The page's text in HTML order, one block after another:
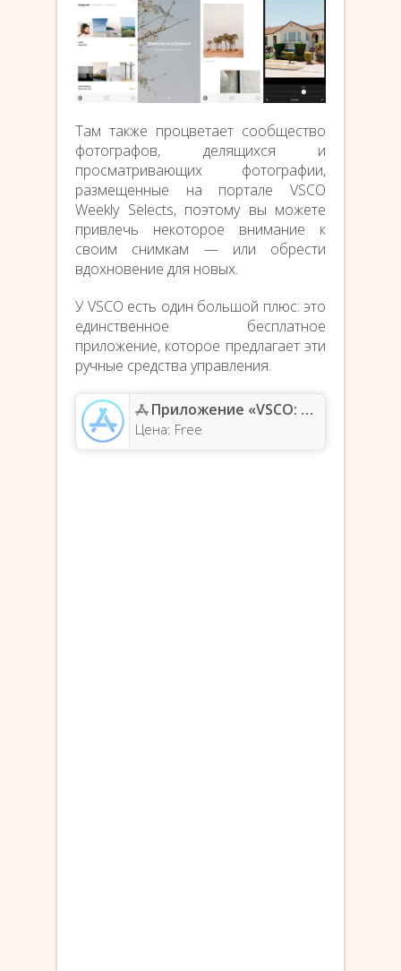
Там также процветает сообщество
фотографов, делящихся и
просматривающих фотографии,
размещенные на портале VSCO
Weekly Selects, поэтому вы можете
привлечь некоторое внимание к
своим снимкам — или обрести
вдохновение для новых.
У VSCO есть один большой плюс: это
единственное бесплатное
приложение, которое предлагает эти
ручные средства управления.
Приложение «VSCO: Редактор фото и видео» — App Store
Цена: Free